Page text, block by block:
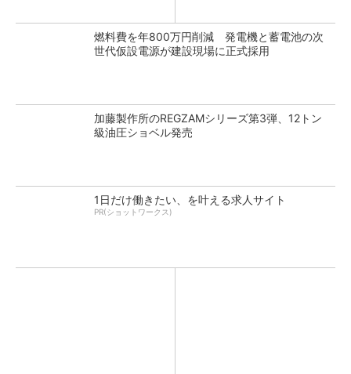
燃料費を年800万円削減 発電機と蓄電池の次
世代仮設電源が建設現場に正式採用
加藤製作所のREGZAMシリーズ第3弾、12トン
級油圧ショベル発売
1日だけ働きたい、を叶える求人サイト
PR(ショットワークス)